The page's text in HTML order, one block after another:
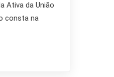
Ativa da União
consta na